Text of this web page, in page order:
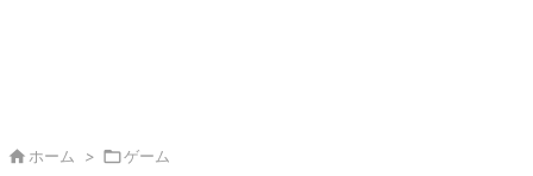
 ホーム > ゲーム